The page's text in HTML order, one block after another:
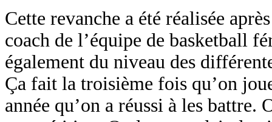
Cette revanche a été réalisée
coach de l’équipe de basketball
également du niveau des
Ça fait la troisième fois qu’on
année qu’on a réussi à les